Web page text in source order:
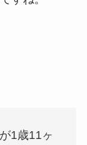
1歳11ヶ